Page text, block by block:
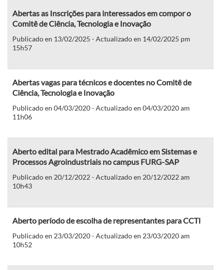
Abertas as Inscrições para interessados em compor o
Comitê de Ciência, Tecnologia e Inovação
Publicado en 13/02/2025 - Actualizado en 14/02/2025 pm
15h57
Abertas vagas para técnicos e docentes no Comitê de
Ciência, Tecnologia e Inovação
Publicado en 04/03/2020 - Actualizado en 04/03/2020 am
11h06
Aberto edital para Mestrado Acadêmico em Sistemas e
Processos Agroindustriais no campus FURG-SAP
Publicado en 20/12/2022 - Actualizado en 20/12/2022 am
10h43
Aberto período de escolha de representantes para CCTI
Publicado en 23/03/2020 - Actualizado en 23/03/2020 am
10h52